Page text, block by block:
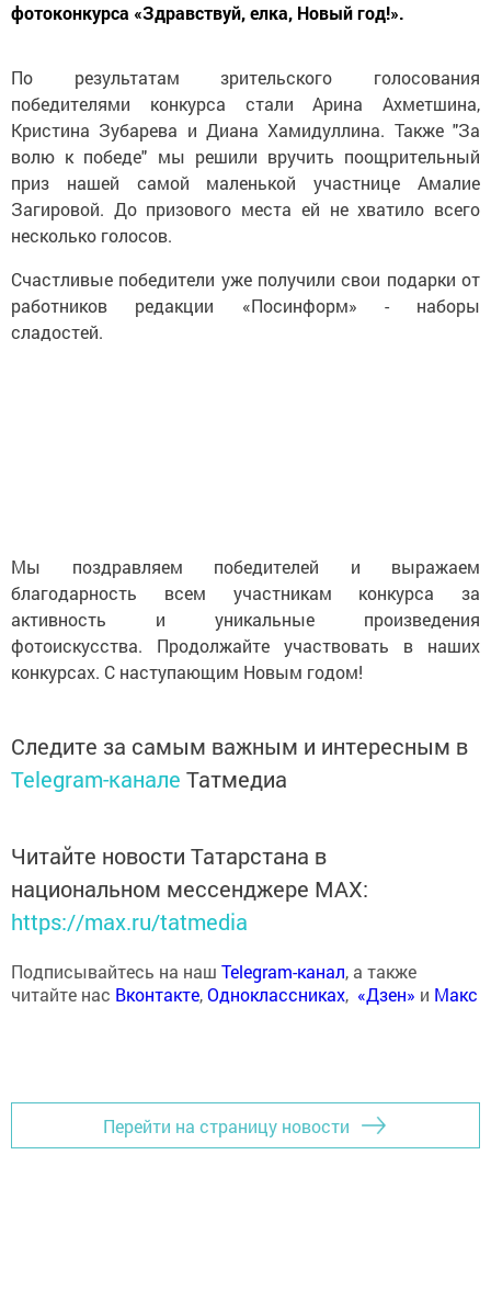
фотоконкурса «Здравствуй, елка, Новый год!».
По результатам зрительского голосования
победителями конкурса стали Арина Ахметшина,
Кристина Зубарева и Диана Хамидуллина. Также "За
волю к победе" мы решили вручить поощрительный
приз нашей самой маленькой участнице Амалие
Загировой. До призового места ей не хватило всего
несколько голосов.
Счастливые победители уже получили свои подарки от
работников редакции «Посинформ» - наборы
сладостей.
Мы поздравляем победителей и выражаем
благодарность всем участникам конкурса за
активность и уникальные произведения
фотоискусства. Продолжайте участвовать в наших
конкурсах. С наступающим Новым годом!
Следите за самым важным и интересным в
Telegram-канале Татмедиа
Читайте новости Татарстана в
национальном мессенджере MАХ:
https://max.ru/tatmedia
Подписывайтесь на наш Telegram-канал, а также
читайте нас Вконтакте,Одноклассниках, «Дзен» и Макс
Перейти на страницу новости